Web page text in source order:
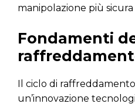
manipolazione più
Fondamenti
Il ciclo di
un’innovazione